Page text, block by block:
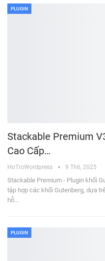
PLUGIN
Stackable Premium
Cao Cấp…
HoTroWordpress 9 Th6, 2025
Stackable Premium - Plugin khối
tập hợp các khối Gutenberg, dựa
hỗ…
PLUGIN